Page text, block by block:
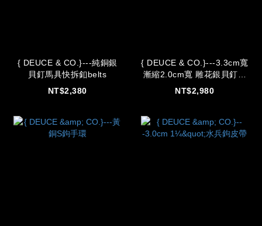
{ DEUCE & CO.}---純銅銀
貝釘馬具快拆釦belts
NT$2,380
{ DEUCE & CO.}---3.3cm寬
漸縮2.0cm寬 雕花銀貝釘帶
扣茶芯皮帶
NT$2,980